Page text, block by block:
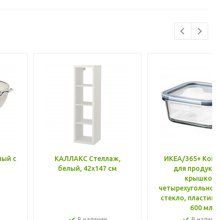
с
КАЛЛАКС Стеллаж,
белый, 42x147 см
ИКЕА/365+
для
крышкой,
стекло, пластик
600 мл